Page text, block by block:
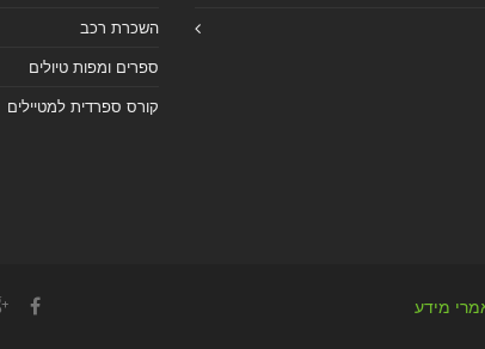
השכרת רכב
ספרים ומפות טיולים
קורס ספרדית למטיילים
מידע